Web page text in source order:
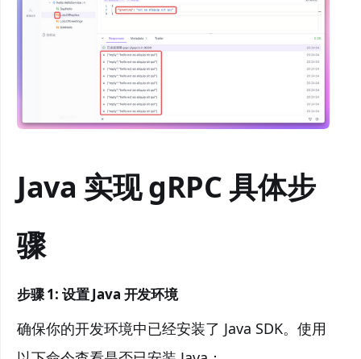
Java 实现 gRPC 具体步
骤
步骤 1: 设置 Java 开发环境
确保你的开发环境中已经安装了 Java SDK。使用